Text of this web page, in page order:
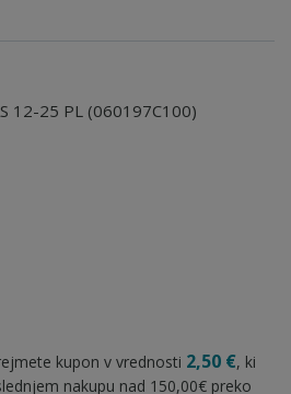
12-25 PL (060197C100)
kupon v vrednosti 2,50 €, ki
nakupu nad 150,00€ preko